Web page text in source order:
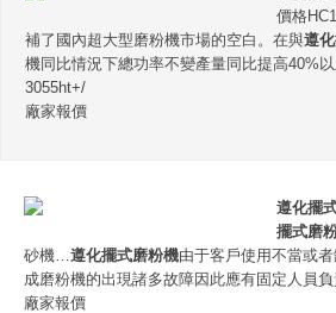
價格
補了國內超大型磨粉機市場的空白。在與遵
機同比情況下總功率不變產量同比提高40%
3055ht+/
廠家報價
遵化擺
擺式磨
砂機…遵化擺式磨粉機由于客戶使用不當或
成磨粉機的出現諸多故障因此應有固定人員
廠家報價